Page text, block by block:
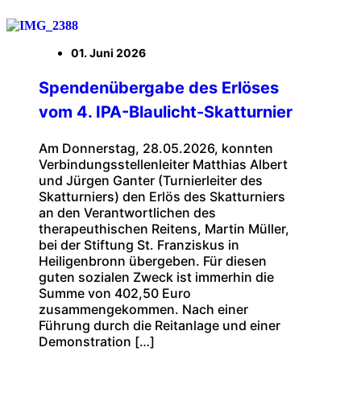
01. Juni 2026
Spendenübergabe des Erlöses
vom 4. IPA-Blaulicht-Skatturnier
Am Donnerstag, 28.05.2026, konnten
Verbindungsstellenleiter Matthias Albert
und Jürgen Ganter (Turnierleiter des
Skatturniers) den Erlös des Skatturniers
an den Verantwortlichen des
therapeuthischen Reitens, Martin Müller,
bei der Stiftung St. Franziskus in
Heiligenbronn übergeben. Für diesen
guten sozialen Zweck ist immerhin die
Summe von 402,50 Euro
zusammengekommen. Nach einer
Führung durch die Reitanlage und einer
Demonstration […]